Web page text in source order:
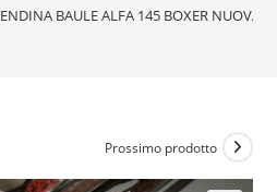
BAULE ALFA 145 BOXER NUOVA
Prossimo prodotto